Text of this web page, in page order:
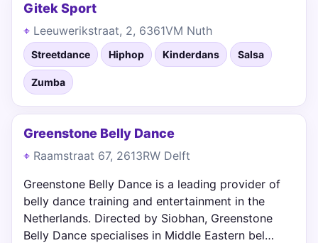
Gitek Sport
Leeuwerikstraat, 2, 6361VM Nuth
Streetdance Hiphop Kinderdans Salsa
Zumba
Greenstone Belly Dance
Raamstraat 67, 2613RW Delft
Greenstone Belly Dance is a leading provider of
belly dance training and entertainment in the
Netherlands. Directed by Siobhan, Greenstone
Belly Dance specialises in Middle Eastern bel…